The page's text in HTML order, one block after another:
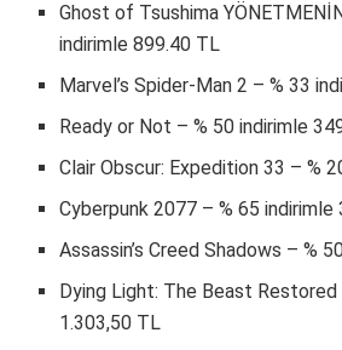
Ghost of Tsushima
indirimle 899.40 TL
Marvel’s Spider-Man 2 – % 33
Ready or Not – % 50 indirimle
Clair Obscur: Expedition 33 – %
Cyberpunk 2077 – % 65 indirimle
Assassin’s Creed Shadows – %
Dying Light: The Beast Restored
1.303,50 TL